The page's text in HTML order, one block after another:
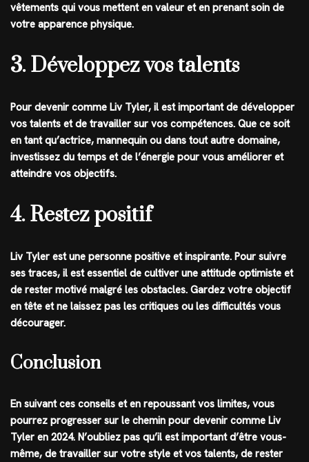
vêtements qui vous mettent en valeur et en prenant soin de
votre apparence physique.
3. Développez vos talents
Pour devenir comme Liv Tyler, il est important de développer
vos talents et de travailler sur vos compétences. Que ce soit
en tant qu’actrice, mannequin ou dans tout autre domaine,
investissez du temps et de l’énergie pour vous améliorer et
atteindre vos objectifs.
4. Restez positif
Liv Tyler est une personne positive et inspirante. Pour suivre
ses traces, il est essentiel de cultiver une attitude optimiste et
de rester motivé malgré les obstacles. Gardez votre objectif
en tête et ne laissez pas les critiques ou les difficultés vous
décourager.
Conclusion
En suivant ces conseils et en repoussant vos limites, vous
pourrez progresser sur le chemin pour devenir comme Liv
Tyler en 2024. N’oubliez pas qu’il est important d’être vous-
même, de travailler sur votre style et vos talents, de rester